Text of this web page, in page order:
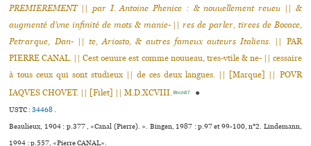
PREMIEREMENT|| par I. Antoine Phenice : & nouuellement reueu
&
augmenté d’vne infinité de mots & manie-||res de parler, tirees de Bocace,
Petrarque, Dan-|| te, Ariosto, & autres fameux auteurs Italiens. || PAR
PIERRE CANAL. || Cest oeuure est comme nouueau, tres-vtile & ne- || cessaire
à tous ceux qui sont studieux || de ces deux langues. || [Marque] || POVR
IAQVES CHOVET. || [Filet] || M.D.XCVIII. Bingen87 ●
USTC :34468.
Beaulieux, 1904 : p.377 , «Canal (Pierre). ». Bingen, 1987 : p.97 et 99-100, n°2. Lindemann,
1994 : p.557, «Pierre CANAL».